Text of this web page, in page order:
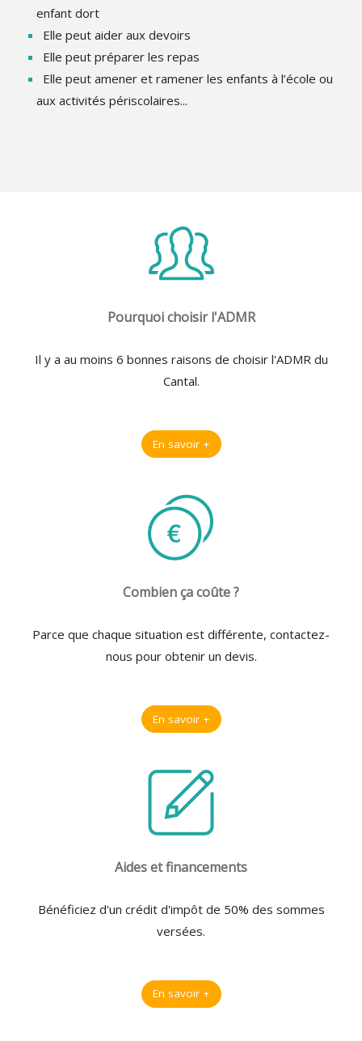
enfant dort
Elle peut aider aux devoirs
Elle peut préparer les repas
Elle peut amener et ramener les enfants à l’école ou
aux activités périscolaires...
Pourquoi choisir l'ADMR
Il y a au moins 6 bonnes raisons de choisir l'ADMR du
Cantal.
En savoir +
Combien ça coûte ?
Parce que chaque situation est différente, contactez-
nous pour obtenir un devis.
En savoir +
Aides et financements
Bénéficiez d'un crédit d'impôt de 50% des sommes
versées.
En savoir +